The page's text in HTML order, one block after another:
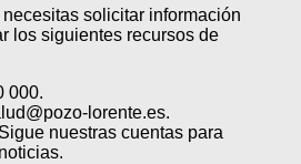
solicitar información
los siguientes recursos de
000.
lorente.es.
Sigue nuestras cuentas para